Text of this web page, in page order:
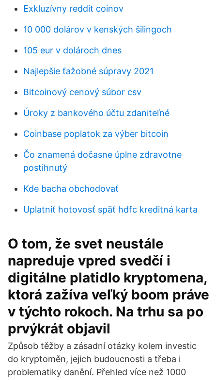
Exkluzívny reddit coinov
10 000 dolárov v kenských šilingoch
105 eur v dolároch dnes
Najlepšie ťažobné súpravy 2021
Bitcoinový cenový súbor csv
Úroky z bankového účtu zdaniteľné
Coinbase poplatok za výber bitcoin
Čo znamená dočasne úplne zdravotne
postihnutý
Kde bacha obchodovať
Uplatniť hotovosť späť hdfc kreditná karta
O tom, že svet neustále
napreduje vpred svedčí i
digitálne platidlo kryptomena,
ktorá zažíva veľký boom práve
v týchto rokoch. Na trhu sa po
prvýkrát objavil
Způsob těžby a zásadní otázky kolem investic
do kryptoměn, jejich budoucnosti a třeba i
problematiky danění. Přehled více než 1000